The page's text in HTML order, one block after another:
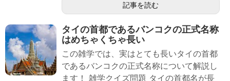
記事を読む
タイの首都であるバンコクの正式名称
はめちゃくちゃ長い
この雑学では、実はとても長いタイの首都
であるバンコクの正式名称について解説し
ます！ 雑学クイズ問題 タイの首都名が長